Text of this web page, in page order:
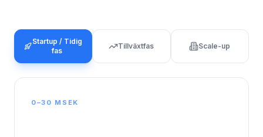
Startup / Tidig
fas
Tillväxtfas Scale-up
0–30 MSEK